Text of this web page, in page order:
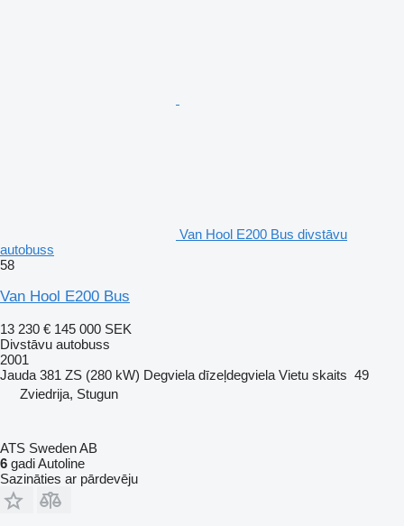
Van Hool E200 Bus divstāvu
autobuss
58
Van Hool E200 Bus
13 230 € 145 000 SEK
Divstāvu autobuss
2001
Jauda 381 ZS (280 kW) Degviela dīzeļdegviela Vietu skaits 49
Zviedrija, Stugun
ATS Sweden AB
6 gadi Autoline
Sazināties ar pārdevēju